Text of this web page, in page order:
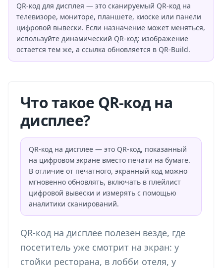
QR-код для дисплея — это сканируемый QR-код на
телевизоре, мониторе, планшете, киоске или панели
цифровой вывески. Если назначение может меняться,
используйте динамический QR-код: изображение
остается тем же, а ссылка обновляется в QR-Build.
Что такое QR-код на
дисплее?
QR-код на дисплее — это QR-код, показанный
на цифровом экране вместо печати на бумаге.
В отличие от печатного, экранный код можно
мгновенно обновлять, включать в плейлист
цифровой вывески и измерять с помощью
аналитики сканирований.
QR-код на дисплее полезен везде, где
посетитель уже смотрит на экран: у
стойки ресторана, в лобби отеля, у